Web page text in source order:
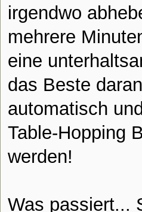
irgendwo
mehrere
eine
das Beste
automatisch
Table-Hopping
werden!
Was passiert...